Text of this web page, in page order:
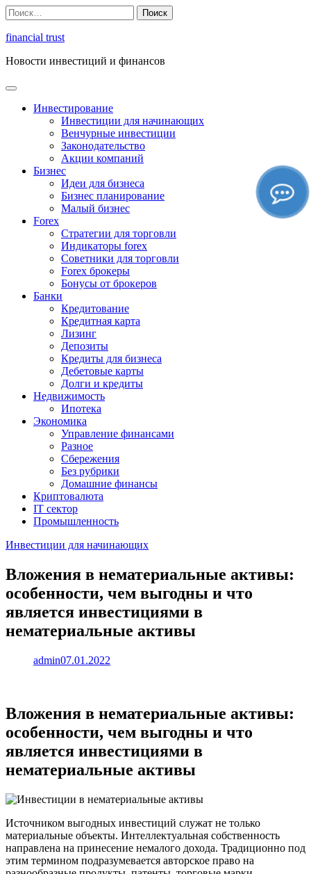
Перейти
к
содержимому
Найти:
financial trust
Новости инвестиций и финансов
Инвестирование
Инвестиции для начинающих
Венчурные инвестиции
Законодательство
Акции компаний
Бизнес
Идеи для бизнеса
Бизнес планирование
Малый бизнес
Forex
Стратегии для торговли
Индикаторы forex
Советники для торговли
Forex брокеры
Бонусы от брокеров
Банки
Кредитование
Кредитная карта
Лизинг
Депозиты
Кредиты для бизнеса
Дебетовые карты
Долги и кредиты
Недвижимость
Ипотека
Экономика
Управление финансами
Разное
Сбережения
Без рубрики
Домашние финансы
Криптовалюта
IT сектор
Промышленность
Инвестиции для начинающих
Вложения в нематериальные активы:
особенности, чем выгодны и что
является инвестициями в
нематериальные активы
admin07.01.2022
Вложения в нематериальные активы:
особенности, чем выгодны и что
является инвестициями в
нематериальные активы
Источником выгодных инвестиций служат не только
материальные объекты. Интеллектуальная собственность
направлена на принесение немалого дохода. Традиционно под
этим термином подразумевается авторское право на